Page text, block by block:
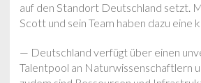
auf den Standort Deutschland setzt.
Scott und sein Team haben dazu eine
— Deutschland verfügt über einen
Talentpool an Naturwissenschaftlern